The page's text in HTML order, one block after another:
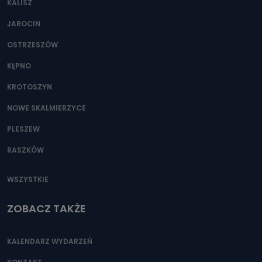
Można to zrobić pod numerem telefonu 62 735-51-05 lub
KALISZ
JAROCIN
OSTRZESZÓW
KĘPNO
KROTOSZYN
NOWE SKALMIERZYCE
PLESZEW
RASZKÓW
WSZYSTKIE
ZOBACZ TAKŻE
KALENDARZ WYDARZEŃ